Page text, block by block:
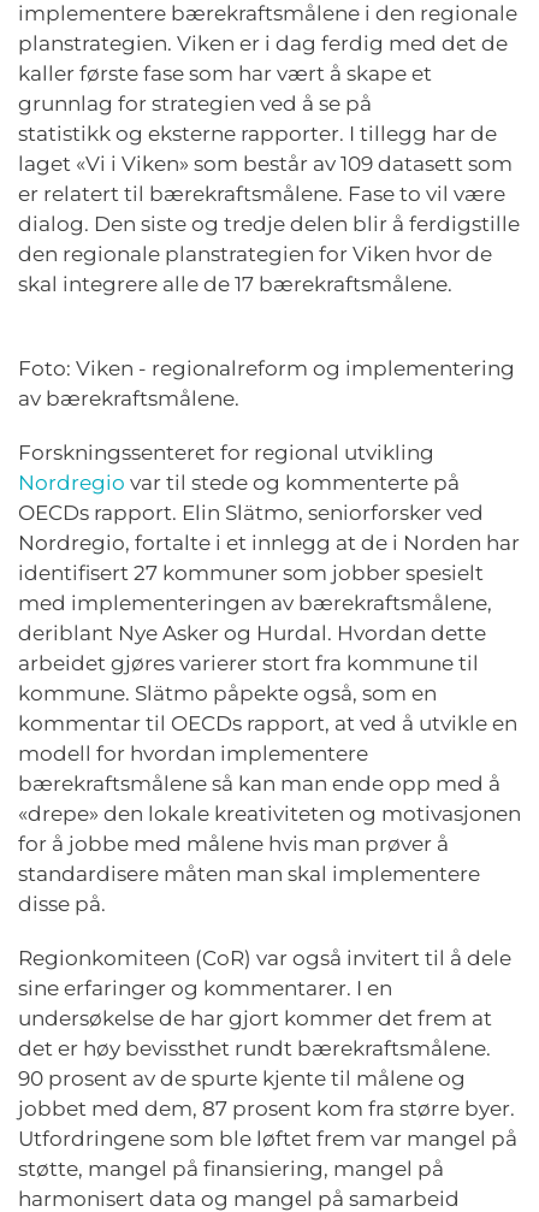
implementere bærekraftsmålene i den regionale
planstrategien. Viken er i dag ferdig med det de
kaller første fase som har vært å skape et
grunnlag for strategien ved å se på
statistikk og eksterne rapporter. I tillegg har de
laget «Vi i Viken» som består av 109 datasett som
er relatert til bærekraftsmålene. Fase to vil være
dialog. Den siste og tredje delen blir å ferdigstille
den regionale planstrategien for Viken hvor de
skal integrere alle de 17 bærekraftsmålene.
Foto: Viken - regionalreform og implementering
av bærekraftsmålene.
Forskningssenteret for regional utvikling
Nordregio var til stede og kommenterte på
OECDs rapport. Elin Slätmo, seniorforsker ved
Nordregio, fortalte i et innlegg at de i Norden har
identifisert 27 kommuner som jobber spesielt
med implementeringen av bærekraftsmålene,
deriblant Nye Asker og Hurdal. Hvordan dette
arbeidet gjøres varierer stort fra kommune til
kommune. Slätmo påpekte også, som en
kommentar til OECDs rapport, at ved å utvikle en
modell for hvordan implementere
bærekraftsmålene så kan man ende opp med å
«drepe» den lokale kreativiteten og motivasjonen
for å jobbe med målene hvis man prøver å
standardisere måten man skal implementere
disse på.
Regionkomiteen (CoR) var også invitert til å dele
sine erfaringer og kommentarer. I en
undersøkelse de har gjort kommer det frem at
det er høy bevissthet rundt bærekraftsmålene.
90 prosent av de spurte kjente til målene og
jobbet med dem, 87 prosent kom fra større byer.
Utfordringene som ble løftet frem var mangel på
støtte, mangel på finansiering, mangel på
harmonisert data og mangel på samarbeid